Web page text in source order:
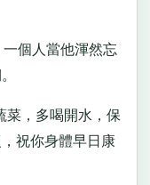
個人當他渾然忘
，多喝開水，保
祝你身體早日康